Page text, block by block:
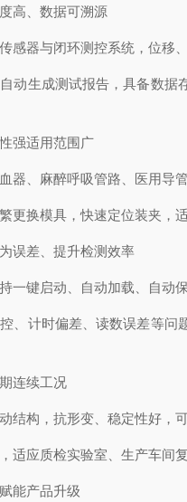
高、数据可溯源
感器与闭环测控系统，位移
动生成测试报告，具备数
强适用范围广
器、麻醉呼吸管路、医用导
更换模具，快速定位装夹，
误差、提升检测效率
一键启动、自动加载、自动
、计时偏差、读数误差等
连续工况
结构，抗形变、稳定性好，
适应质检实验室、生产车间
能产品升级